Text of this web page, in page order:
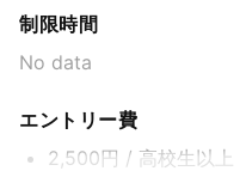
制限時間
No data
エントリー費
2,500円 / 高校生以上